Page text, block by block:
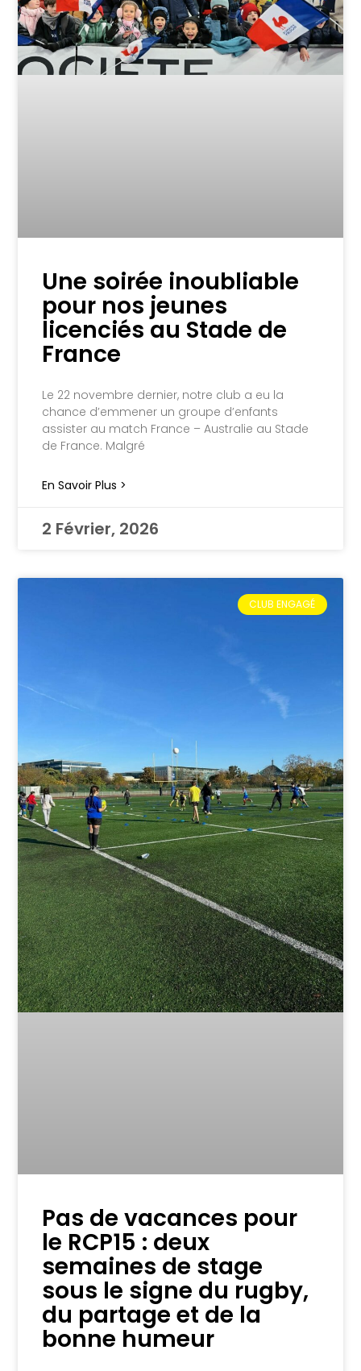
Une soirée inoubliable
pour nos jeunes
licenciés au Stade de
France
Le 22 novembre dernier, notre club a eu la
chance d’emmener un groupe d’enfants
assister au match France – Australie au Stade
de France. Malgré
En Savoir Plus >
2 Février, 2026
CLUB ENGAGÉ
Pas de vacances pour
le RCP15 : deux
semaines de stage
sous le signe du rugby,
du partage et de la
bonne humeur